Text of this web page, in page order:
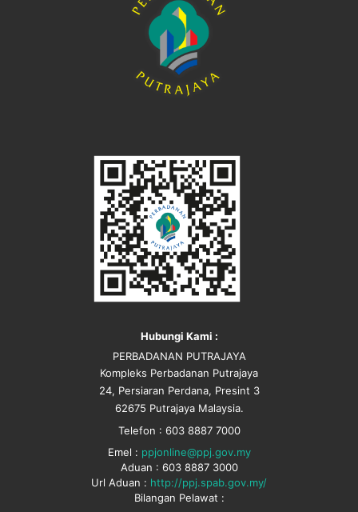
Hubungi Kami :
PERBADANAN PUTRAJAYA
Kompleks Perbadanan Putrajaya
24, Persiaran Perdana, Presint 3
62675 Putrajaya Malaysia.
Telefon : 603 8887 7000
Emel : ppjonline@ppj.gov.my
Aduan : 603 8887 3000
Url Aduan : http://ppj.spab.gov.my/
Bilangan Pelawat :